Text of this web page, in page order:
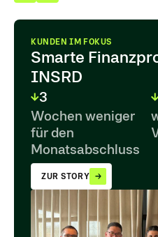
KUNDEN IM FOKUS
Smarte
INSRD
3
Wochen weniger
für den
Monatsabschluss
ZUR STORY